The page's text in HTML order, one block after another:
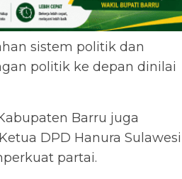
sistem politik dan
politik ke depan dinilai
Barru juga
DPD Hanura Sulawesi
partai.